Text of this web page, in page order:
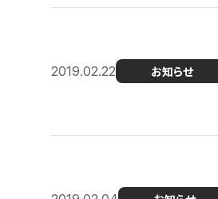
2019.02.22 お知らせ